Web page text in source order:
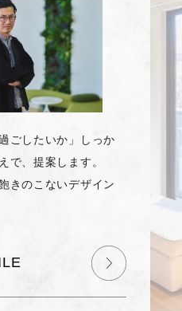
ごしたいか」しっか
で、提案します。
きのこないデザイン